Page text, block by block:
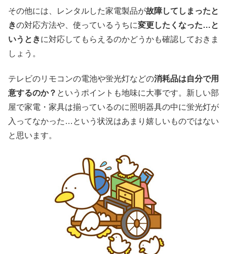
その他には、レンタルした家電製品が故障してしまったと
きの対応方法や、使っているうちに変更したくなった…と
いうときに対応してもらえるのかどうかも確認しておきま
しょう。
テレビのリモコンの電池や蛍光灯などの消耗品は自分で用
意するのか？ というポイントも地味に大事です。新しい部
屋で家電・家具は揃っているのに照明器具の中に蛍光灯が
入ってなかった…という状況はあまり嬉しいものではない
と思います。